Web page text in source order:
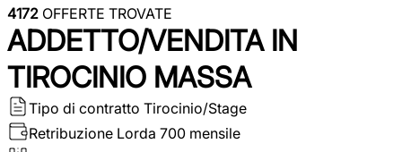
4172 OFFERTE TROVATE
ADDETTO/VENDITA IN
TIROCINIO MASSA
Tipo di contratto Tirocinio/Stage
Retribuzione Lorda 700 mensile